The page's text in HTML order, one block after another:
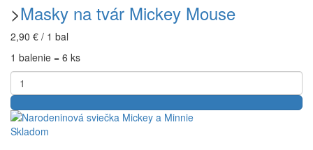
>Masky na tvár Mickey Mouse
2,90 € / 1 bal
1 balenie = 6 ks
Skladom